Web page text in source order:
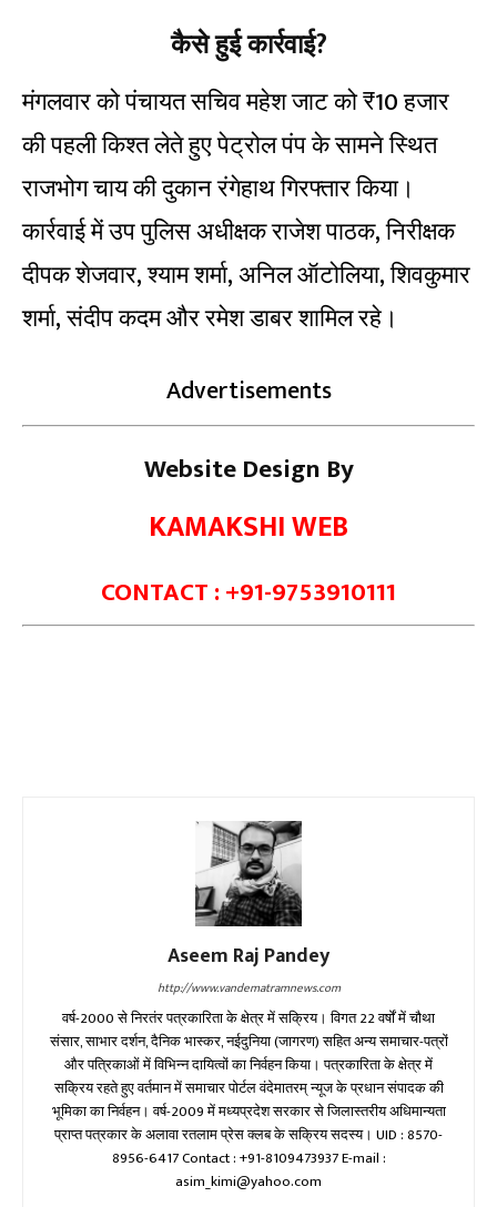
कैसे हुई कार्रवाई?
मंगलवार को पंचायत सचिव महेश जाट को ₹10 हजार
की पहली किश्त लेते हुए पेट्रोल पंप के सामने स्थित
राजभोग चाय की दुकान रंगेहाथ गिरफ्तार किया।
कार्रवाई में उप पुलिस अधीक्षक राजेश पाठक, निरीक्षक
दीपक शेजवार, श्याम शर्मा, अनिल ऑटोलिया, शिवकुमार
शर्मा, संदीप कदम और रमेश डाबर शामिल रहे।
Advertisements
Website Design By
KAMAKSHI WEB
CONTACT : +91-9753910111
Aseem Raj Pandey
http://www.vandematramnews.com
वर्ष-2000 से निरतंर पत्रकारिता के क्षेत्र में सक्रिय। विगत 22 वर्षों में चौथा
संसार, साभार दर्शन, दैनिक भास्कर, नईदुनिया (जागरण) सहित अन्य समाचार-पत्रों
और पत्रिकाओं में विभिन्न दायित्वों का निर्वहन किया। पत्रकारिता के क्षेत्र में
सक्रिय रहते हुए वर्तमान में समाचार पोर्टल वंदेमातरम् न्यूज के प्रधान संपादक की
भूमिका का निर्वहन। वर्ष-2009 में मध्यप्रदेश सरकार से जिलास्तरीय अधिमान्यता
प्राप्त पत्रकार के अलावा रतलाम प्रेस क्लब के सक्रिय सदस्य। UID : 8570-
8956-6417 Contact : +91-8109473937 E-mail :
asim_kimi@yahoo.com